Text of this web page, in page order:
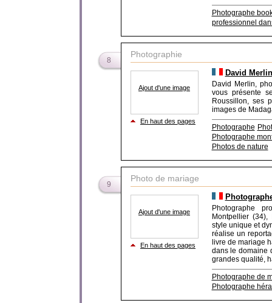
Photographe
professionnel
8
Photographie
Ajout d'une image
En haut des pages
David
David Merlin,
vous présente
Roussillon, ses
images de
Photographe
Photographe
Photos de nature
9
Photo de mariage
Ajout d'une image
En haut des pages
Photographe
Montpellier
style unique et
réalise un
livre de mariage
dans le domaine
grandes qualité,
Photographe de
Photographe